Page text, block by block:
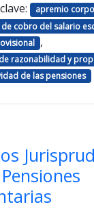
apremio
cobro del salario
,
razonabilidad y
de las pensiones